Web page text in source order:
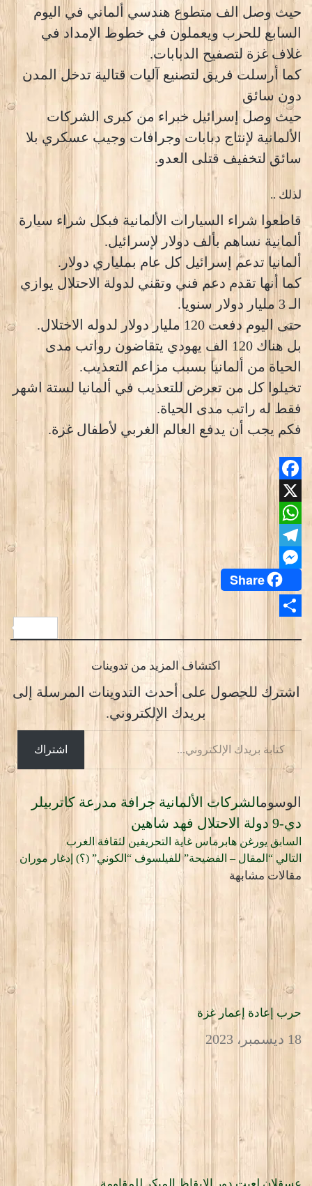
حيث وصل الف متطوع هندسي ألماني في اليوم
السابع للحرب ويعملون في خطوط الإمداد في
غلاف غزة لتصفيح الدبابات.
كما أرسلت فريق لتصنيع آليات قتالية تدخل المدن
دون سائق
حيث وصل إسرائيل خبراء من كبرى الشركات
الألمانية لإنتاج دبابات وجرافات وجيب عسكري بلا
سائق لتخفيف قتلى العدو.
لذلك ..
قاطعوا شراء السيارات الألمانية فبكل شراء سيارة
ألمانية نساهم بألف دولار لإسرائيل.
ألمانيا تدعم إسرائيل كل عام بملياري دولار.
كما أنها تقدم دعم فني وتقني لدولة الاحتلال يوازي
الـ 3 مليار دولار سنويا.
حتى اليوم دفعت 120 مليار دولار لدوله الاختلال.
بل هناك 120 الف يهودي يتقاضون رواتب مدى
الحياة من ألمانيا بسبب مزاعم التعذيب.
تخيلوا كل من تعرض للتعذيب في ألمانيا لستة اشهر
فقط له راتب مدى الحياة.
فكم يجب أن يدفع العالم الغربي لأطفال غزة.
Facebook
X
WhatsApp
Telegram
Messenger
Share
اكتشاف المزيد من تدوينات
اشترك للحصول على أحدث التدوينات المرسلة إلى
بريدك الإلكتروني.
بريدك
الإلكتروني...
اشتراك
الوسومالشركات الألمانية جرافة مدرعة كاتربيلر
دي-9
دولة الاحتلال فهد شاهين
السابق يورغن هابرماس غاية التحريفين لثقافة الغرب
التالي “المقال – الفضيحة” للفيلسوف “الكوني” (؟) إدغار موران
مقالات مشابهة
حرب إعادة إعمار غزة
18 ديسمبر، 2023